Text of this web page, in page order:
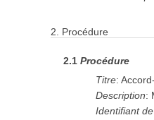
2. Procédure
2.1Procédure
Titre:
Description:
Identifiant